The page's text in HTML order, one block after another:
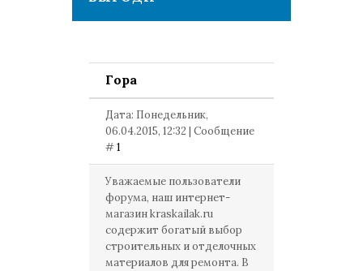
Гора
Дата: Понедельник,
06.04.2015, 12:32 | Сообщение
#1
Уважаемые пользователи
форума, наш интернет-
магазин kraskailak.ru
содержит богатый выбор
строительных и отделочных
материалов для ремонта. В